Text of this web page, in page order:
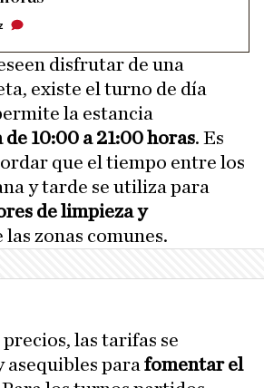
disfrutar de una
existe el turno de día
la estancia
10:00 a 21:00 horas. Es
que el tiempo entre los
y tarde se utiliza para
de limpieza y
las zonas comunes.
las tarifas se
para fomentar el